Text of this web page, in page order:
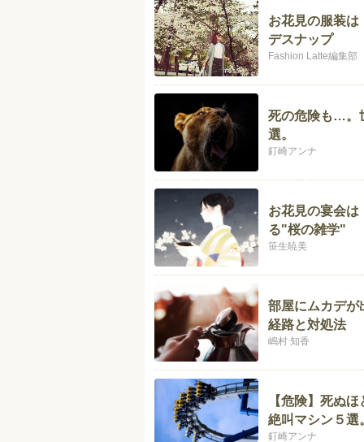
お花見の服装は
デスナップ
Fashion Latte編集部
死の危険も…。
選。
釘崎アンナ
お花見の宴会は
る"桜の雑学"
笹生暁美
部屋にムカデが
経路と対処法
嶋村 知香
【危険】死ぬ
絶叫マシン５選
釘崎アンナ